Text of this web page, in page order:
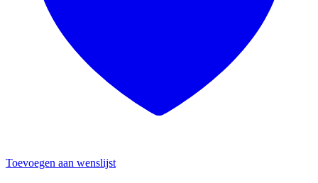
Toevoegen aan wenslijst